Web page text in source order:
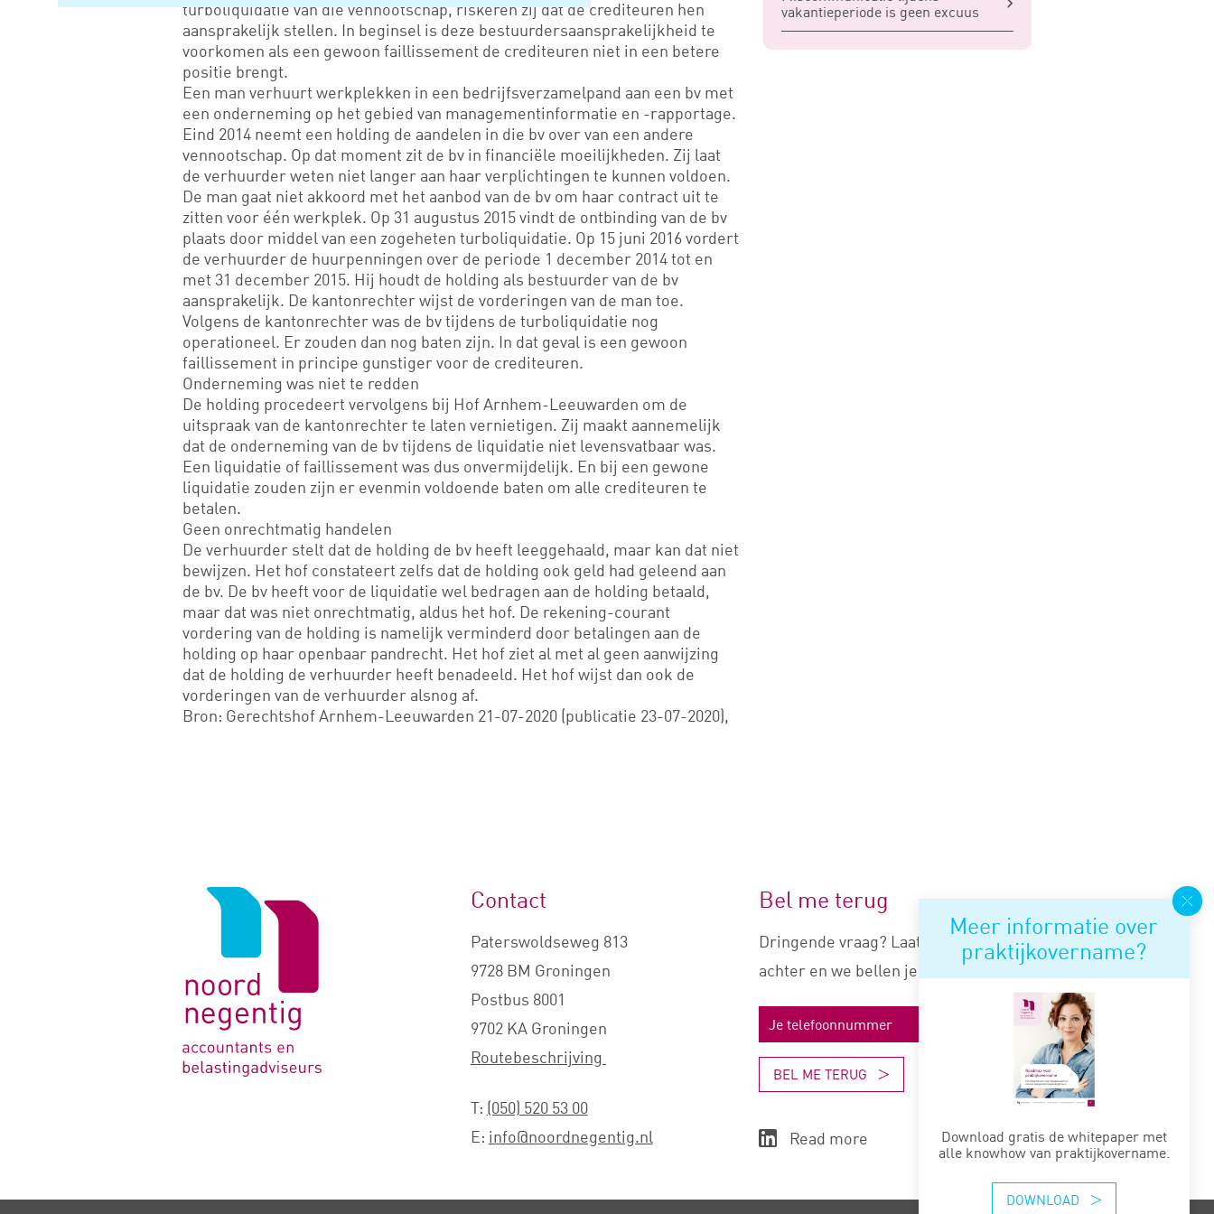
turboliquidatie van die vennootschap, riskeren zij dat de crediteuren hen
aansprakelijk stellen. In beginsel is deze bestuurdersaansprakelijkheid te
voorkomen als een gewoon faillissement de crediteuren niet in een betere
positie brengt.
Een man verhuurt werkplekken in een bedrijfsverzamelpand aan een bv met
een onderneming op het gebied van managementinformatie en -rapportage.
Eind 2014 neemt een holding de aandelen in die bv over van een andere
vennootschap. Op dat moment zit de bv in financiële moeilijkheden. Zij laat
de verhuurder weten niet langer aan haar verplichtingen te kunnen voldoen.
De man gaat niet akkoord met het aanbod van de bv om haar contract uit te
zitten voor één werkplek. Op 31 augustus 2015 vindt de ontbinding van de bv
plaats door middel van een zogeheten turboliquidatie. Op 15 juni 2016 vordert
de verhuurder de huurpenningen over de periode 1 december 2014 tot en
met 31 december 2015. Hij houdt de holding als bestuurder van de bv
aansprakelijk. De kantonrechter wijst de vorderingen van de man toe.
Volgens de kantonrechter was de bv tijdens de turboliquidatie nog
operationeel. Er zouden dan nog baten zijn. In dat geval is een gewoon
faillissement in principe gunstiger voor de crediteuren.
Onderneming was niet te redden
De holding procedeert vervolgens bij Hof Arnhem-Leeuwarden om de
uitspraak van de kantonrechter te laten vernietigen. Zij maakt aannemelijk
dat de onderneming van de bv tijdens de liquidatie niet levensvatbaar was.
Een liquidatie of faillissement was dus onvermijdelijk. En bij een gewone
liquidatie zouden zijn er evenmin voldoende baten om alle crediteuren te
betalen.
Geen onrechtmatig handelen
De verhuurder stelt dat de holding de bv heeft leeggehaald, maar kan dat niet
bewijzen. Het hof constateert zelfs dat de holding ook geld had geleend aan
de bv. De bv heeft voor de liquidatie wel bedragen aan de holding betaald,
maar dat was niet onrechtmatig, aldus het hof. De rekening-courant
vordering van de holding is namelijk verminderd door betalingen aan de
holding op haar openbaar pandrecht. Het hof ziet al met al geen aanwijzing
dat de holding de verhuurder heeft benadeeld. Het hof wijst dan ook de
vorderingen van de verhuurder alsnog af.
Bron: Gerechtshof Arnhem-Leeuwarden 21-07-2020 (publicatie 23-07-2020),
vakantieperiode is geen excuus
Meer informatie over
praktijkovername?
Download gratis de whitepaper met
alle knowhow van praktijkovername.
DOWNLOAD
Logo
Contact
Paterswoldseweg 813
9728 BM Groningen
Postbus 8001
9702 KA Groningen
Routebeschrijving
T: (050) 520 53 00
E: info@noordnegentig.nl
Bel me terug
Dringende vraag? Laat je nummer
achter en we bellen je snel terug.
BEL ME TERUG
Read more